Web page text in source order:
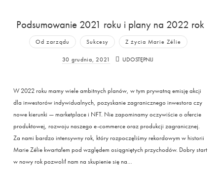
Podsumowanie 2021 roku i plany na 2022 rok
Od zarządu Sukcesy Z życia Marie Zélie
30 grudnia, 2021 UDOSTĘPNIJ
W 2022 roku mamy wiele ambitnych planów, w tym prywatną emisję akcji
dla inwestorów indywidualnych, pozyskanie zagranicznego inwestora czy
nowe kierunki — marketplace i NFT. Nie zapominamy oczywiście o ofercie
produktowej, rozwoju naszego e-commerce oraz produkcji zagranicznej.
Za nami bardzo intensywny rok, który rozpoczęliśmy rekordowym w historii
Marie Zélie kwartałem pod względem osiągniętych przychodów. Dobry start
w nowy rok pozwolił nam na skupienie się na…